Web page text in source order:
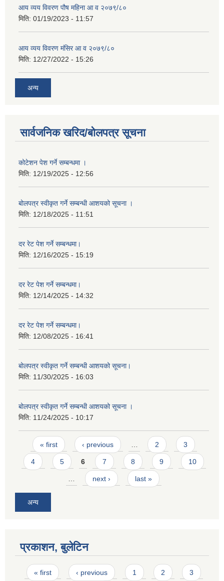
आय व्यय विवरण पौष महिना आ व २०७९/८०
मिति: 01/19/2023 - 11:57
आय व्यय विवरण मंसिर आ व २०७९/८०
मिति: 12/27/2022 - 15:26
अन्य
सार्वजनिक खरिद/बोलपत्र सूचना
कोटेशन पेश गर्ने सम्बन्धमा ।
मिति: 12/19/2025 - 12:56
बोलपत्र स्वीकृत गर्ने सम्बन्धी आशयको सूचना ।
मिति: 12/18/2025 - 11:51
दर रेट पेश गर्ने सम्बन्धमा।
मिति: 12/16/2025 - 15:19
दर रेट पेश गर्ने सम्बन्धमा।
मिति: 12/14/2025 - 14:32
दर रेट पेश गर्ने सम्बन्धमा।
मिति: 12/08/2025 - 16:41
बोलपत्र स्वीकृत गर्ने सम्बन्धी आशयको सूचना।
मिति: 11/30/2025 - 16:03
बोलपत्र स्वीकृत गर्ने सम्बन्धी आशयको सूचना ।
मिति: 11/24/2025 - 10:17
Pages
« first ‹ previous … 2 3
4 5 6 7 8 9 10
… next › last »
अन्य
प्रकाशन, बुलेटिन
Pages
« first ‹ previous 1 2 3